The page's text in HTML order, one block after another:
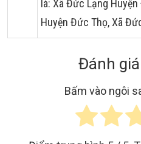
là: Xã Đức Lạng
Huyện Đức Thọ, Xã
Đánh
Bấm vào ngôi